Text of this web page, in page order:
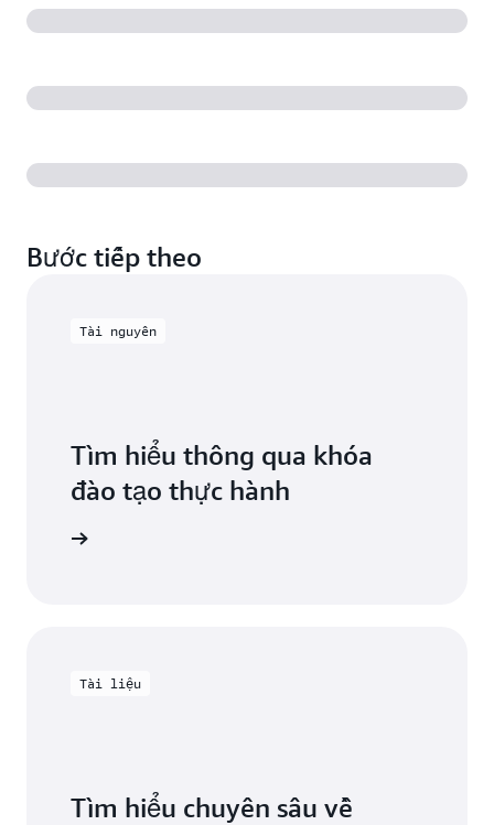
Bước tiếp theo
Tài nguyên
Tìm hiểu thông qua khóa
đào tạo thực hành
Tài liệu
Tìm hiểu chuyên sâu về